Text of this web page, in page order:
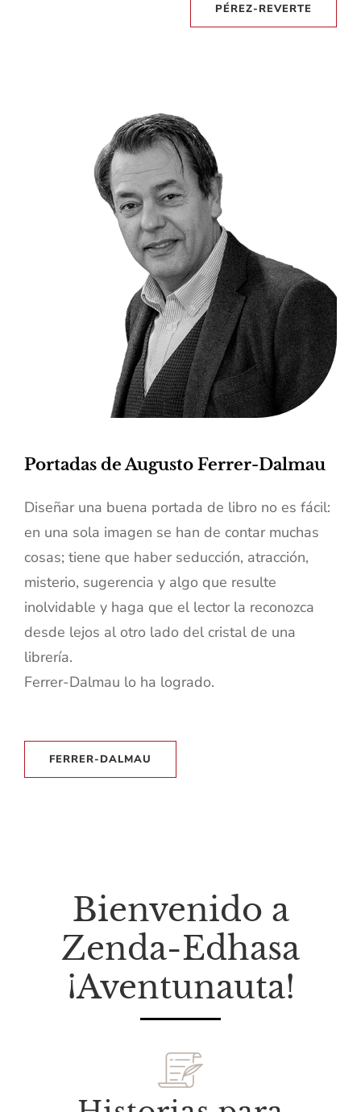
PÉREZ-REVERTE
Portadas de Augusto Ferrer-Dalmau
Diseñar una buena portada de libro no es fácil:
en una sola imagen se han de contar muchas
cosas; tiene que haber seducción, atracción,
misterio, sugerencia y algo que resulte
inolvidable y haga que el lector la reconozca
desde lejos al otro lado del cristal de una
librería.
Ferrer-Dalmau lo ha logrado.
FERRER-DALMAU
Bienvenido a
Zenda-Edhasa
¡Aventunauta!